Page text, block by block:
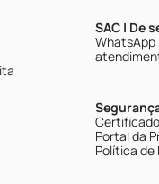
SAC | De
WhatsApp
Portal da
Política de